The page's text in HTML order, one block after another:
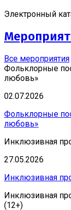
Электронный
Все мероприятия
Фольклорные
любовь»
02.07.2026
Фольклорные
любовь»
Инклюзивная
27.05.2026
Инклюзивная
Инклюзивная
(12+)